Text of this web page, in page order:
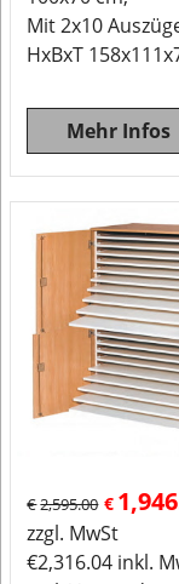
Mit 2x10
HxBxT
Mehr Infos
€2,595.00 €
zzgl. MwSt
€2,316.04 inkl.